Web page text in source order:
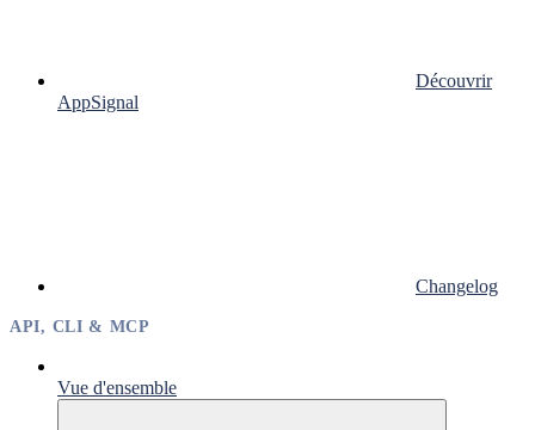
Découvrir
AppSignal
Changelog
API, CLI & MCP
Vue d'ensemble